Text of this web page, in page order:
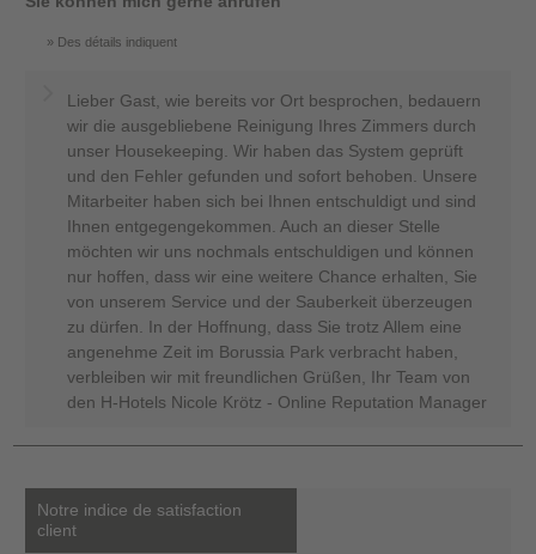
Des détails indiquent
Lieber Gast, wie bereits vor Ort besprochen, bedauern
wir die ausgebliebene Reinigung Ihres Zimmers durch
unser Housekeeping. Wir haben das System geprüft
und den Fehler gefunden und sofort behoben. Unsere
Mitarbeiter haben sich bei Ihnen entschuldigt und sind
Ihnen entgegengekommen. Auch an dieser Stelle
möchten wir uns nochmals entschuldigen und können
nur hoffen, dass wir eine weitere Chance erhalten, Sie
von unserem Service und der Sauberkeit überzeugen
zu dürfen. In der Hoffnung, dass Sie trotz Allem eine
angenehme Zeit im Borussia Park verbracht haben,
verbleiben wir mit freundlichen Grüßen, Ihr Team von
den H-Hotels Nicole Krötz - Online Reputation Manager
Notre indice de satisfaction
client